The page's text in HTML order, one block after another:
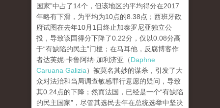
国家”中占了14个，但该地区的平均得分在2017
年略有下滑，为平均为10点的8.38点；西班牙政
府试图在去年10月1日终止加泰罗尼亚独立公
投，导致该国得分下降了0.22分，仅以0.08分高
于“有缺陷的民主”门槛；在马耳他，反腐博客作
者达芙妮·卡鲁阿纳·加利济亚（Daphne
Caruana Galizia）被莫名其妙的谋杀，引发了大
众对法治和当局调查敏感罪行意愿的疑问，导致
其0.24点的下降；然而法国，已经是一个“有缺陷
的民主国家”，尽管其选民去年在总统选举中坚决